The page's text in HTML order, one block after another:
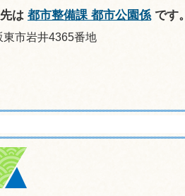
は 都市整備課 都市公園係 です。
市岩井4365番地